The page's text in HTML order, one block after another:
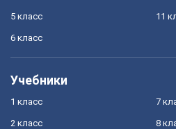
5 класс
6 класс
11
Учебники
1 класс
2 класс
7
8